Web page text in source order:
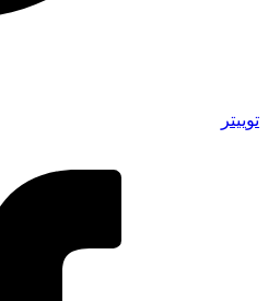
توییتر